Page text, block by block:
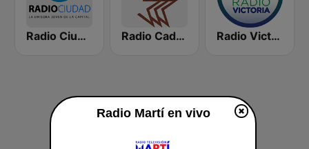
Radio Ciudad Habana Radio Cadena Agramonte Radio Victoria Tiempo 21
Radio Martí en vivo